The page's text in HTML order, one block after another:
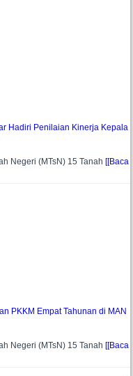
Hadiri Penilaian Kinerja Kepala
Negeri (MTsN) 15 Tanah[[Baca
PKKM Empat Tahunan di MAN
Negeri (MTsN) 15 Tanah[[Baca